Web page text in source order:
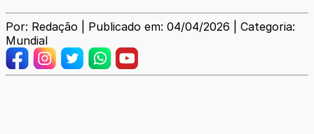
Por: Redação | Publicado em: 04/04/2026 | Categoria:
Mundial